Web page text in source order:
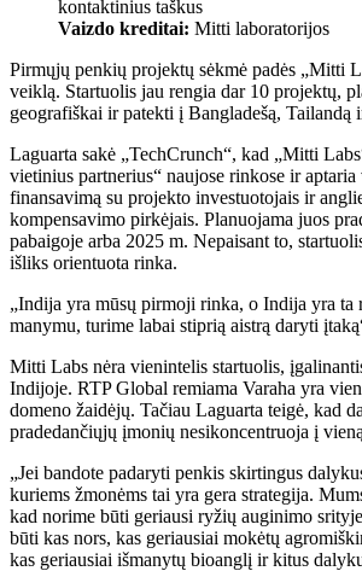
kontaktinius taškus
Vaizdo kreditai: Mitti laboratorijos
Pirmųjų penkių projektų sėkmė padės „Mitti
veiklą. Startuolis jau rengia dar 10 projektų,
geografiškai ir patekti į Bangladešą, Tailandą
Laguarta sakė „TechCrunch“, kad „Mitti
vietinius partnerius“ naujose rinkose ir
finansavimą su projekto investuotojais ir
kompensavimo pirkėjais. Planuojama juos
pabaigoje arba 2025 m. Nepaisant to,
išliks orientuota rinka.
„Indija yra mūsų pirmoji rinka, o Indija yra ta
manymu, turime labai stiprią aistrą daryti
Mitti Labs nėra vienintelis startuolis,
Indijoje. RTP Global remiama Varaha yra
domeno žaidėjų. Tačiau Laguarta teigė, kad
pradedančiųjų įmonių nesikoncentruoja į
„Jei bandote padaryti penkis skirtingus
kuriems žmonėms tai yra gera strategija.
kad norime būti geriausi ryžių auginimo
būti kas nors, kas geriausiai mokėtų
kas geriausiai išmanytų bioanglį ir kitus